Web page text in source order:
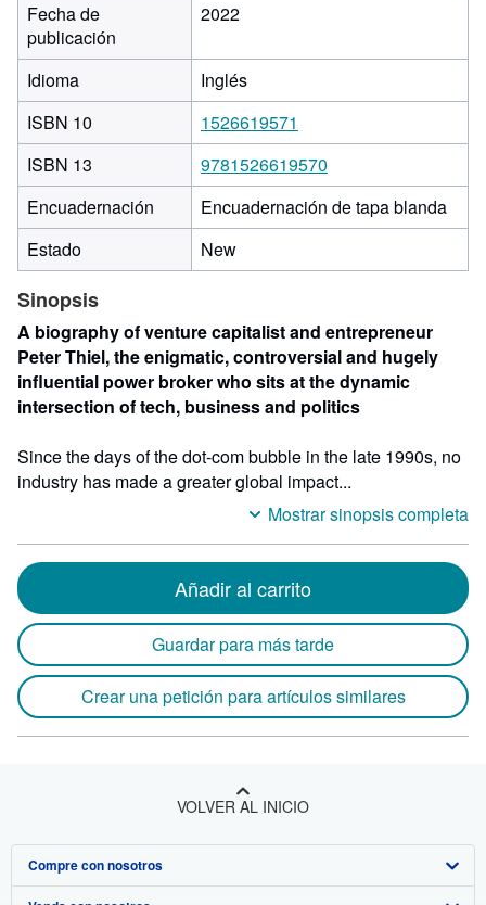
Fecha de
publicación
2022
Idioma
Inglés
ISBN 10
1526619571
ISBN 13
9781526619570
Encuadernación
Encuadernación de tapa blanda
Estado
New
Sinopsis
A biography of venture capitalist and entrepreneur
Peter Thiel, the enigmatic, controversial and hugely
influential power broker who sits at the dynamic
intersection of tech, business and politics
Since the days of the dot-com bubble in the late 1990s, no
industry has made a greater global impact...
Mostrar sinopsis completa
Añadir al carrito
Guardar para más tarde
Crear una petición para artículos similares
VOLVER AL INICIO
Compre con nosotros